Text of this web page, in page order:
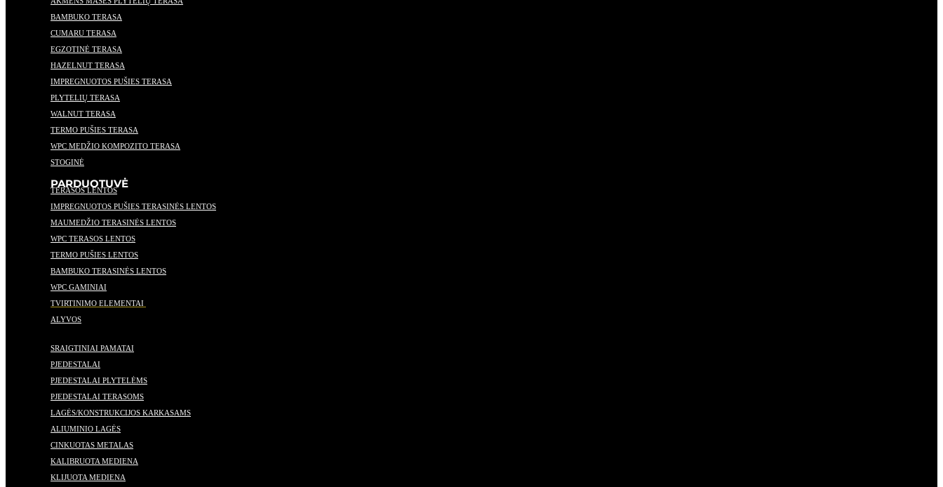
BAMBUKO TERASA
CUMARU TERASA
EGZOTINĖ TERASA
HAZELNUT TERASA
IMPREGNUOTOS PUŠIES TERASA
PLYTELIŲ TERASA
WALNUT TERASA
TERMO PUŠIES TERASA
WPC MEDŽIO KOMPOZITO TERASA
STOGINĖ
PARDUOTUVĖ
TERASOS LENTOS
IMPREGNUOTOS PUŠIES TERASINĖS LENTOS
MAUMEDŽIO TERASINĖS LENTOS
WPC TERASOS LENTOS
TERMO PUŠIES LENTOS
BAMBUKO TERASINĖS LENTOS
WPC GAMINIAI
TVIRTINIMO ELEMENTAI
ALYVOS
SRAIGTINIAI PAMATAI
PJEDESTALAI
PJEDESTALAI PLYTELĖMS
PJEDESTALAI TERASOMS
LAGĖS/KONSTRUKCIJOS KARKASAMS
ALIUMINIO LAGĖS
CINKUOTAS METALAS
KALIBRUOTA MEDIENA
KLIJUOTA MEDIENA